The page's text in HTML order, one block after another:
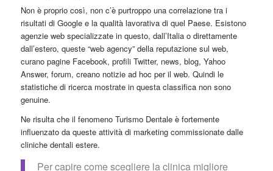
Non è proprio così, non c’è purtroppo una correlazione tra i
risultati di Google e la qualità lavorativa di quel Paese. Esistono
agenzie web specializzate in questo, dall’Italia o direttamente
dall’estero, queste “web agency” della reputazione sul web,
curano pagine Facebook, profili Twitter, news, blog, Yahoo
Answer, forum, creano notizie ad hoc per il web. Quindi le
statistiche di ricerca mostrate in questa classifica non sono
genuine.
Ne risulta che il fenomeno Turismo Dentale è fortemente
influenzato da queste attività di marketing commissionate dalle
cliniche dentali estere.
Per capire come scegliere la clinica migliore